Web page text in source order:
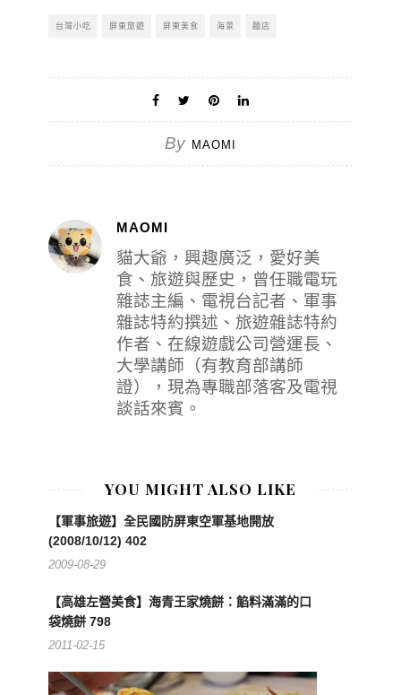
台灣小吃 屏東旅遊 屏東美食 海景 麵店
By MAOMI
MAOMI
貓大爺，興趣廣泛，愛好美
食、旅遊與歷史，曾任職電玩
雜誌主編、電視台記者、軍事
雜誌特約撰述、旅遊雜誌特約
作者、在線遊戲公司營運長、
大學講師（有教育部講師
證），現為專職部落客及電視
談話來賓。
YOU MIGHT ALSO LIKE
【軍事旅遊】全民國防屏東空軍基地開放
(2008/10/12) 402
2009-08-29
【高雄左營美食】海青王家燒餅：餡料滿滿的口
袋燒餅 798
2011-02-15